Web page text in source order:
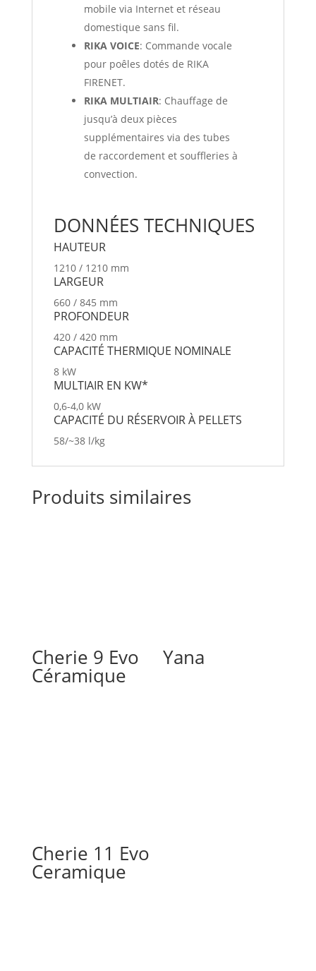
mobile via Internet et réseau
domestique sans fil.
RIKA VOICE: Commande vocale
pour poêles dotés de RIKA
FIRENET.
RIKA MULTIAIR: Chauffage de
jusqu’à deux pièces
supplémentaires via des tubes
de raccordement et souffleries à
convection.
DONNÉES TECHNIQUES
HAU­TEUR
1210 / 1210 mm
LARGEUR
660 / 845 mm
PRO­FONDEUR
420 / 420 mm
CAPAC­ITÉ THER­MIQUE NOM­I­NALE
8 kW
MUL­TI­AIREN KW*
0,6-4,0 kW
CAPAC­ITÉ DU RÉSER­VOIR À PEL­LETS
58/~38 l/kg
Produits similaires
Cherie 9 Evo
Céramique
Yana
Cherie 11 Evo
Ceramique